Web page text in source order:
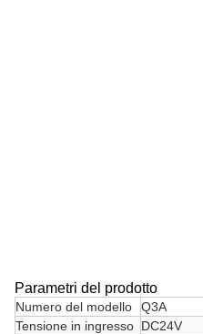
Parametri del prodotto
Numero del modello
Q3A
Tensione in ingresso DC24V